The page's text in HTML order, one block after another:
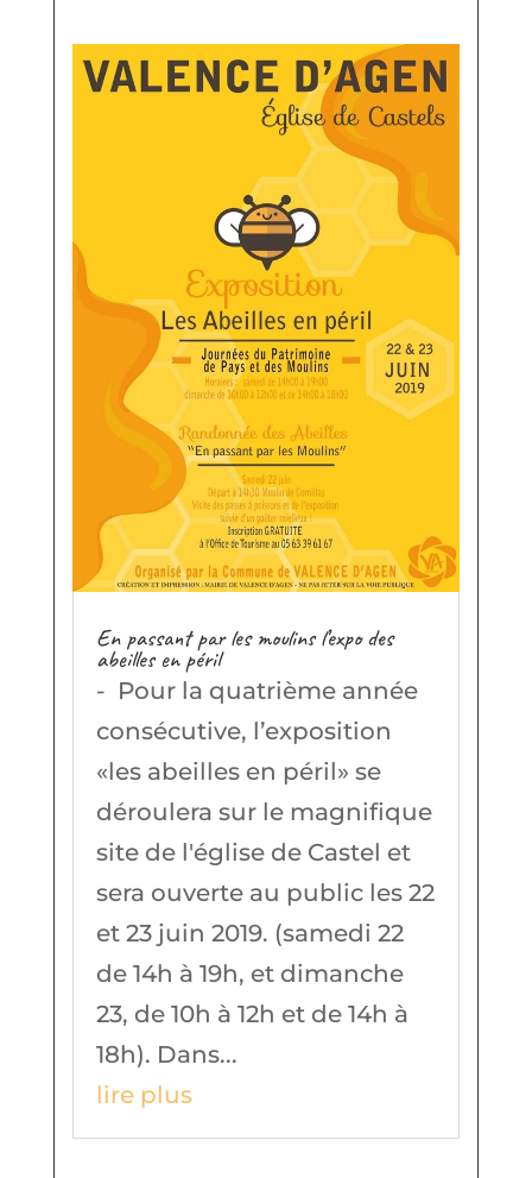
En passant par les moulins l’expo des
abeilles en péril
- Pour la quatrième année
consécutive, l’exposition
«les abeilles en péril» se
déroulera sur le magnifique
site de l'église de Castel et
sera ouverte au public les 22
et 23 juin 2019. (samedi 22
de 14h à 19h, et dimanche
23, de 10h à 12h et de 14h à
18h). Dans...
lire plus